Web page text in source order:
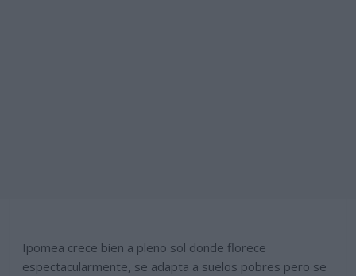
Ipomea crece bien a pleno sol donde florece
espectacularmente, se adapta a suelos pobres pero se